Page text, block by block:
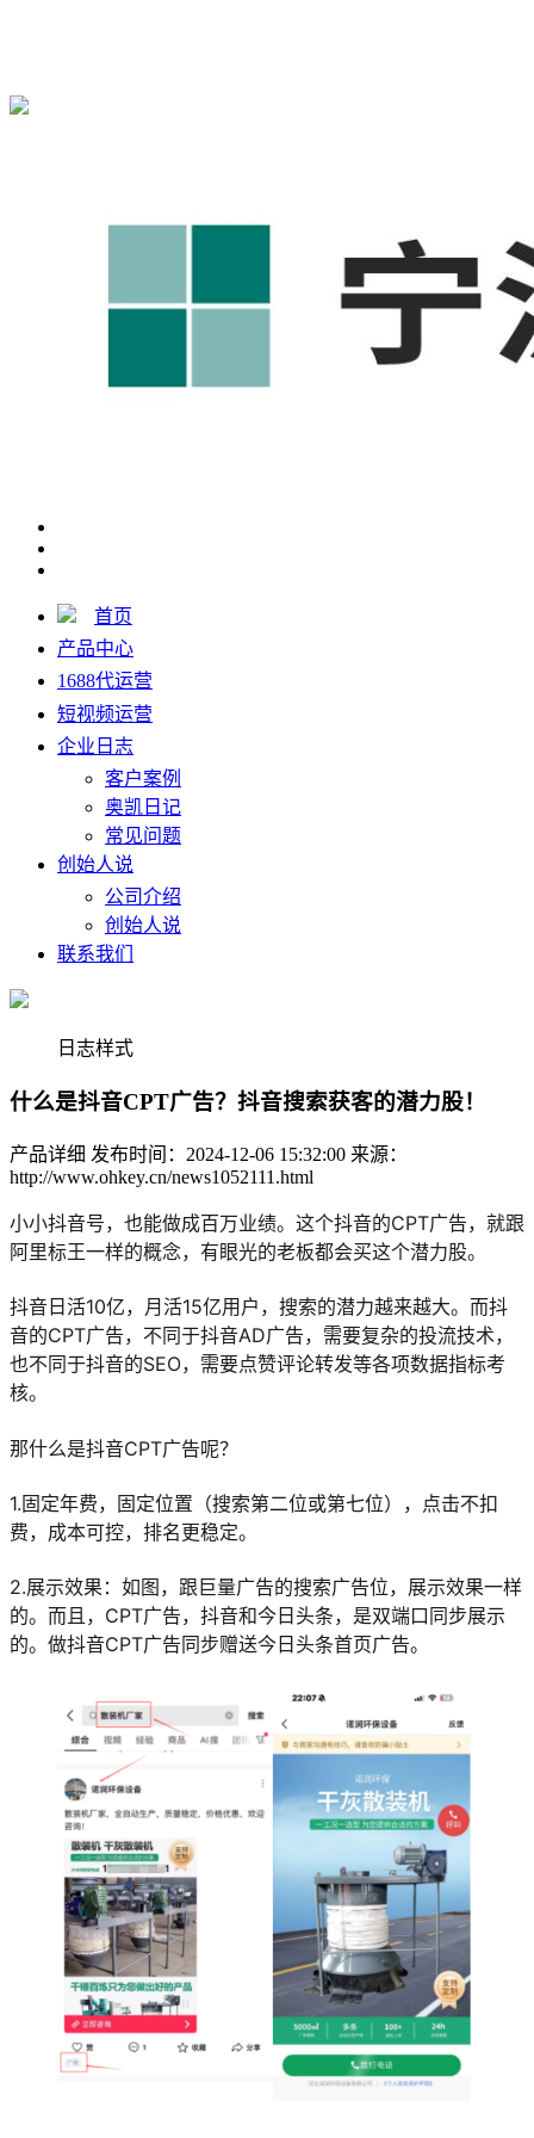
首页
产品中心
1688代运营
短视频运营
企业日志
客户案例
奥凯日记
常见问题
创始人说
公司介绍
创始人说
联系我们
日志样式
什么是抖音CPT广告？抖音搜索获客的潜力股！
产品详细 发布时间：2024-12-06 15:32:00 来源：
http://www.ohkey.cn/news1052111.html
小小抖音号，也能做成百万业绩。 这个抖音的CPT广告，就跟
阿里标王一样的概念，有眼光的老板都会买这个潜力股。
抖音日活10亿，月活15亿用户，搜索的潜力越来越大。而抖
音的CPT广告，不同于抖音AD广告，需要复杂的投流技术，
也不同于抖音的SEO，需要点赞评论转发等各项数据指标考
核。
那什么是抖音CPT广告呢？
1.固定年费，固定位置（搜索第二位或第七位），点击不扣
费，成本可控，排名更稳定。
2.展示效果：如图，跟巨量广告的搜索广告位，展示效果一样
的。而且，CPT广告，抖音和今日头条，是双端口同步展示
的。做抖音CPT广告同步赠送今日头条首页广告。